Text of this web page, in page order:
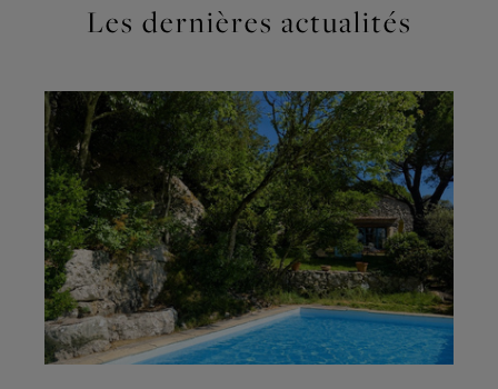
Les dernières actualités